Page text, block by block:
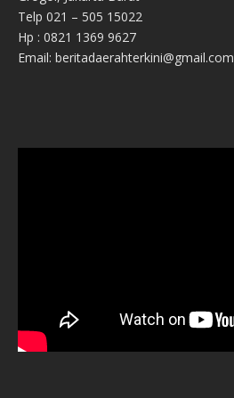
Telp 021 – 505 15022
Hp : 0821 1369 9627
Email: beritadaerahterkini@gmail.com